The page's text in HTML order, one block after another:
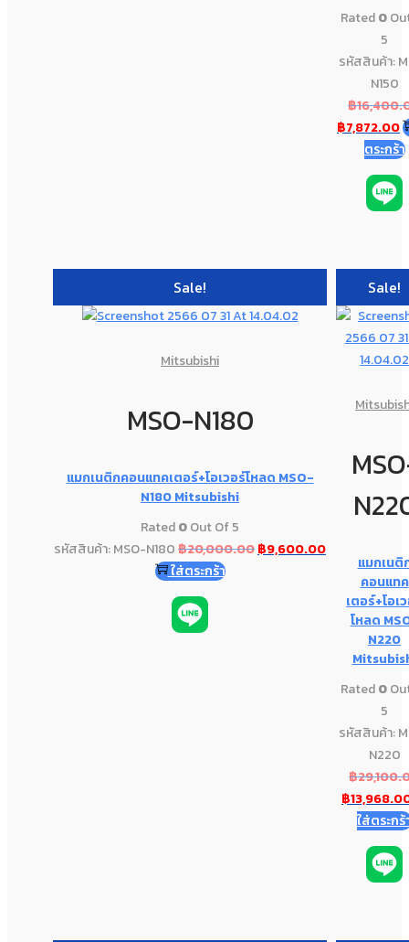
Rated0
5
รหัสสินค้า:
N150
฿
฿7,872.00
ตระกร้า
Sale!
Mitsubishi
MSO-N180
แมกเนติกคอนแทคเตอร์+โอเวอร์โหลด MSO-
N180 Mitsubishi
Rated0Out Of 5
รหัสสินค้า: MSO-N180฿20,000.00฿9,600.00
ใส่ตระกร้า
Sale!
แมกเนติ
คอนแทค
เตอร์+โอเ
โหลด
N220
Rated0
5
รหัสสินค้า:
N220
฿
฿
ใส่ตระกร้